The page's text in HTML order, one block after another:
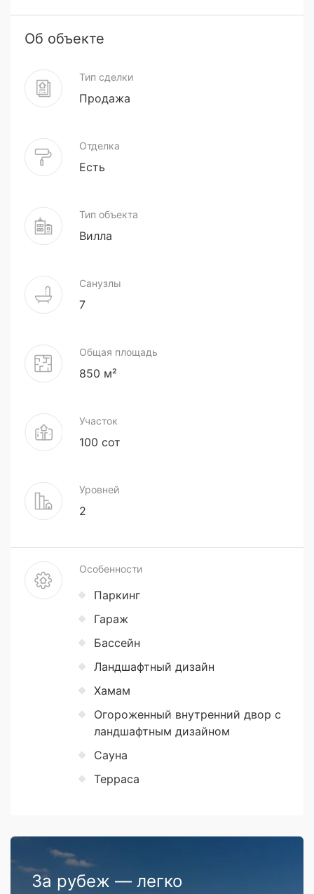
Об объекте
Тип сделки
Продажа
Отделка
Есть
Тип объекта
Вилла
Санузлы
7
Общая площадь
850 м²
Участок
100 сот
Уровней
2
Особенности
Паркинг
Гараж
Бассейн
Ландшафтный дизайн
Хамам
Огороженный внутренний двор с
ландшафтным дизайном
Сауна
Терраса
За рубеж — легко